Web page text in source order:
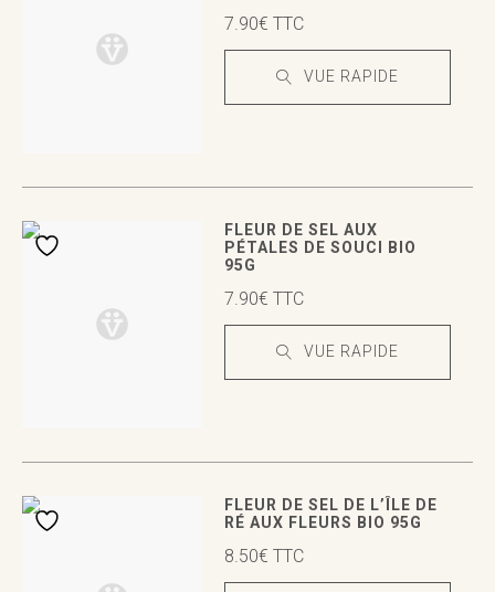
7.90€ TTC
VUE RAPIDE
FLEUR DE SEL AUX
PÉTALES DE SOUCI BIO
95G
7.90€ TTC
VUE RAPIDE
FLEUR DE SEL DE L’ÎLE DE
RÉ AUX FLEURS BIO 95G
8.50€ TTC